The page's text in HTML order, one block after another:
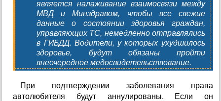
является налаживание взаимосвязи между
МВД и Минздравом, чтобы все свежие
данные о состоянии здоровья граждан,
управляющих ТС, немедленно отправлялись
в ГИБДД. Водители, у которых ухудшилось
здоровье, будут обязаны пройти
внеочередное медосвидетельствование.
При подтверждении заболевания права
автолюбителя будут аннулированы. Если он